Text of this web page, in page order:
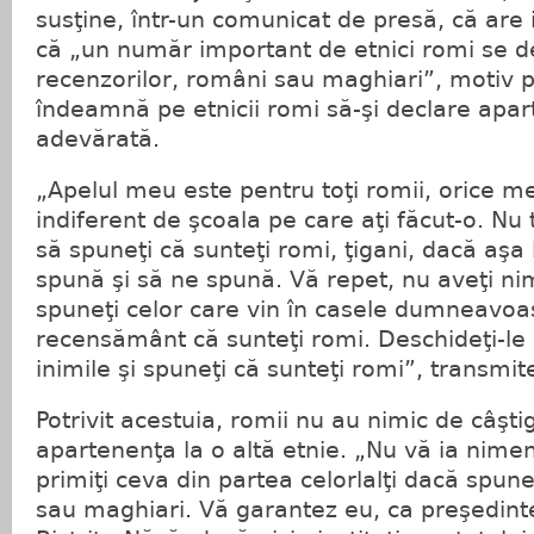
susţine, într-un comunicat de presă, că
că „un număr important de etnici romi se
recenzorilor, români sau maghiari”, motiv
îndeamnă pe etnicii romi să-şi declare
adevărată.
„Apelul meu este pentru toţi romii, orice
indiferent de şcoala pe care aţi făcut-o.
să spuneţi că sunteţi romi, ţigani, dacă aşa
spună şi să ne spună. Vă repet, nu aveţi
spuneţi celor care vin în casele
recensământ că sunteţi romi. Deschideţi-le
inimile şi spuneţi că sunteţi romi”,
Potrivit acestuia, romii nu au nimic de
apartenenţa la o altă etnie. „Nu vă ia
primiţi ceva din partea celorlalţi dacă
sau maghiari. Vă garantez eu, ca